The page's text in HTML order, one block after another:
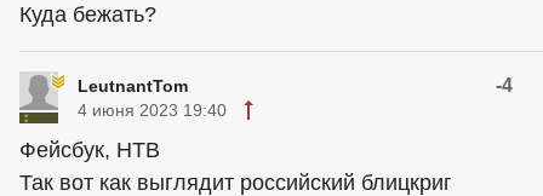
Куда бежать?
LeutnantTom -4
4 июня 2023 19:40
Фейсбук, НТВ
Так вот как выглядит российский блицкриг